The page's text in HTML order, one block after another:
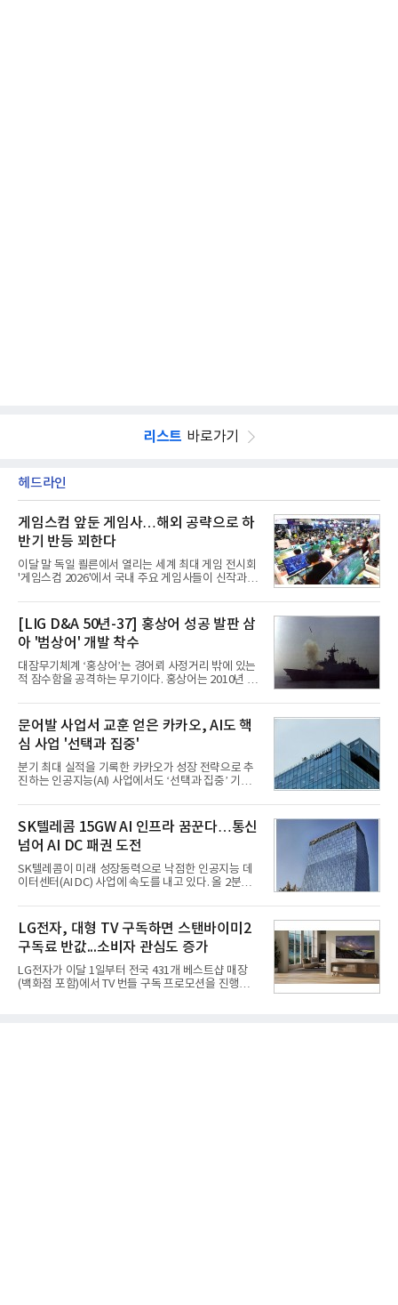
리스트 바로가기
헤드라인
게임스컴 앞둔 게임사…해외 공략으로 하
반기 반등 꾀한다
이달 말 독일 쾰른에서 열리는 세계 최대 게임 전시회
'게임스컴 2026'에서 국내 주요 게임사들이 신작과 글
체별로 엇갈린 가운데 하반기 신작 흥행과 해외 시장
성과가 실적을 좌우할 핵심 변수로 떠오르고 있다.8일
업계에 따르면 올해 상반기 게임업계는 기업별 성적
표가 크게 갈렸다. 대표적으로 크래프톤은 'PUBG: 배
틀그라운드'의 안정적인 성장에 힘입어 상반기 연결
기준 매출 2조6616억원, 영업이익 9725억원으로 역
대 최대 실적을 기록했다. 엔씨도 올해 출시한 '아이온
동기 대
[LIG D&A 50년-37] 홍상어 성공 발판 삼
아 '범상어' 개발 착수
대잠무기체계 ‘홍상어’는 경어뢰 사정거리 밖에 있는
적 잠수함을 공격하는 무기이다. 홍상어는 2010년 넥
이뤄졌다. 이후 2012년 한국형 구축함(KDX-1) 이상
의 함정에 실전 배치됐다.그해 7월 해군은 동해상에서
성능 검증을 위해 홍상어 시험발사를 실시했다. 이때
홍상어가 목표 지점에서 입수한 후 표적을 타격하지
못하고 물속에서 멈춰버리는 예상 밖의 일이 벌어졌
다. 2차 품질확인 사격 시험에서도 만족스러운 결과를
얻지 못했다. 완벽한 신뢰성 확보를 위해 LIG넥스원은
분야를
문어발 사업서 교훈 얻은 카카오, AI도 핵
심 사업 '선택과 집중'
분기 최대 실적을 기록한 카카오가 성장 전략으로 추
진하는 인공지능(AI) 사업에서도 ‘선택과 집중’ 기조
라 투자에 나서는 것과 달리, 카카오는 ‘카카오톡’이
라는 플랫폼 경쟁력을 활용한 AI 에이전트 서비스에
집중하는 전략이다. 과거 무리한 사업 확장 과정에서
겪었던 시행착오를 되풀이하지 않고 핵심 역량에 집
중하겠다는 취지로 풀이된다.7일 업계에 따르면 카카
오는 올해 2분기 연결 기준 매출 2조985억원, 영업이
익 2770억원을 기록했다. 전년 동기 대비 매출과 영업
은 4884억
SK텔레콤 15GW AI 인프라 꿈꾼다…통신
넘어 AI DC 패권 도전
SK텔레콤이 미래 성장동력으로 낙점한 인공지능 데
이터센터(AI DC) 사업에 속도를 내고 있다. 올 2분기
는 2035년까지 총 15GW(기가와트) 규모의 AI DC를
구축하겠다는 대형 청사진을 제시하면서다. 이에 따
라 경쟁 구도 역시 이동통신사인 KT, LG유플러스를
넘어 네이버, 삼성SDS 등 IT 인프라 기업으로 확장되
고 있다.7일 SK텔레콤에 따르면 회사는 올해 2분기
연결 기준 매출 4조 3591억원, 영업이익 5660억원을
기록했다. 매출은 전년 동기 대비 0.5%, 영업이익은
LG전자, 대형 TV 구독하면 스탠바이미2
구독료 반값...소비자 관심도 증가
LG전자가 이달 1일부터 전국 431개 베스트샵 매장
(백화점 포함)에서 TV 번들 구독 프로모션을 진행하고